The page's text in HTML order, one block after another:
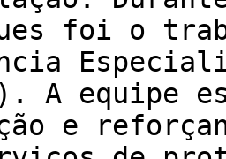
foi o
A equipe
e